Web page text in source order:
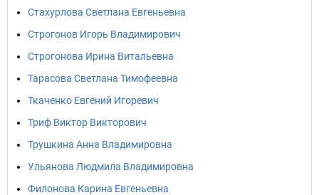
Стахурлова Светлана Евгеньевна
Строгонов Игорь Владимирович
Строгонова Ирина Витальевна
Тарасова Светлана Тимофеевна
Ткаченко Евгений Игоревич
Триф Виктор Викторович
Трушкина Анна Владимировна
Ульянова Людмила Владимировна
Филонова Карина Евгеньевна